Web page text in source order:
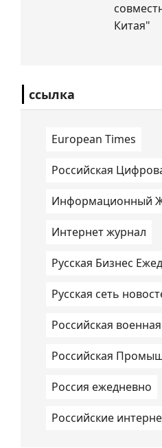
Китая"
ссылка
European Times
Российская
Информационный
Интернет журнал
Русская Бизнес
Русская сеть
Российская
Российская
Россия ежедневно
Российские